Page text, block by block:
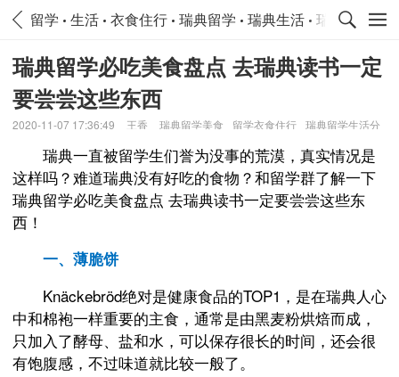
留学 生活 衣食住行 瑞典留学 瑞典生活 瑞典衣食住
瑞典留学必吃美食盘点 去瑞典读书一定
要尝尝这些东西
2020-11-07 17:36:49 王香 瑞典留学美食 留学衣食住行 瑞典留学生活分
瑞典一直被留学生们誉为没事的荒漠，真实情况是
这样吗？难道瑞典没有好吃的食物？和留学群了解一下
瑞典留学必吃美食盘点 去瑞典读书一定要尝尝这些东
西！
一、薄脆饼
Knäckebröd绝对是健康食品的TOP1，是在瑞典人心
中和棉袍一样重要的主食，通常是由黑麦粉烘焙而成，
只加入了酵母、盐和水，可以保存很长的时间，还会很
有饱腹感，不过味道就比较一般了。